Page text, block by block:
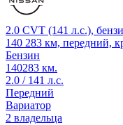
2.0 CVT (141 л.с.),
140 283 км, передний,
Бензин
140283 км.
2.0 / 141 л.с.
Передний
Вариатор
2 владельца